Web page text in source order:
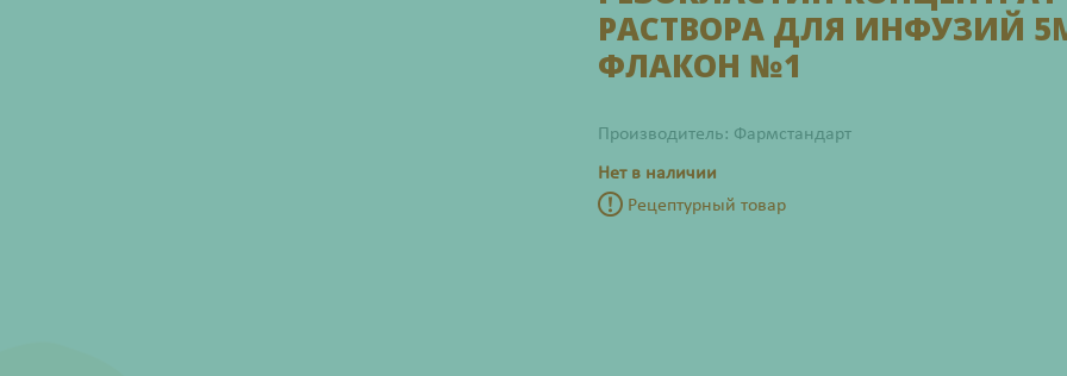
РАСТВОРА ДЛЯ ИНФУЗИЙ
ФЛАКОН №1
Производитель: Фармстандарт
Нет в наличии
Рецептурный товар